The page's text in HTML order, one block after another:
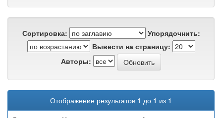
Сортировка:
Упорядочнить:
Вывести на страницу:
Авторы:
Отображение результатов 1 до 1 из 1